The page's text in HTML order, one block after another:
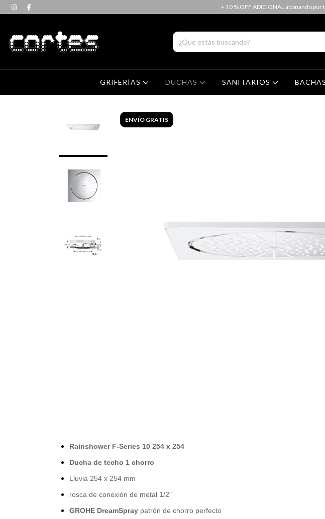
+ 10 % OFF ADICIONAL abonando
GRIFERÍAS DUCHAS SANITARIOS BACHAS
ENVÍO GRATIS
Rainshower F-Series 10 254 x 254
Ducha de techo 1 chorro
Lluvia 254 x 254 mm
rosca de conexión de metal 1/2"
GROHE DreamSpray patrón de chorro perfecto